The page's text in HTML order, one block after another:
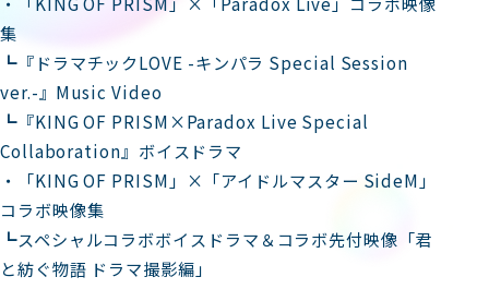
集
┗『ドラマチックLOVE -キンパラ Special Session
ver.-』Music Video
┗『KING OF PRISM×Paradox Live Special
Collaboration』ボイスドラマ
・「KING OF PRISM」×「アイドルマスター SideM」
コラボ映像集
┗スペシャルコラボボイスドラマ＆コラボ先付映像「君
と紡ぐ物語 ドラマ撮影編」